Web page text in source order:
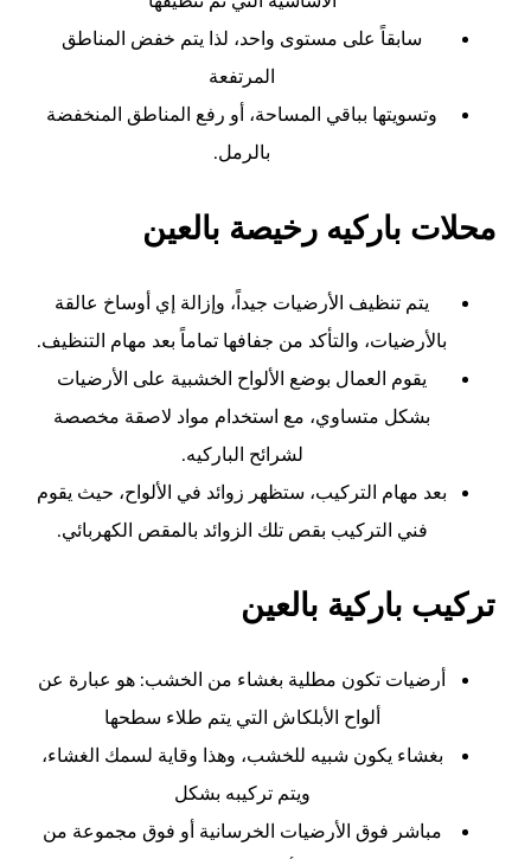
سابقاً على مستوى واحد، لذا يتم خفض المناطق
المرتفعة
وتسويتها بباقي المساحة، أو رفع المناطق المنخفضة
بالرمل.
محلات باركيه رخيصة بالعين
يتم تنظيف الأرضيات جيداً، وإزالة إي أوساخ عالقة
بالأرضيات، والتأكد من جفافها تماماً بعد مهام التنظيف.
يقوم العمال بوضع الألواح الخشبية على الأرضيات
بشكل متساوي، مع استخدام مواد لاصقة مخصصة
لشرائح الباركيه.
بعد مهام التركيب، ستظهر زوائد في الألواح، حيث يقوم
فني التركيب بقص تلك الزوائد بالمقص الكهربائي.
تركيب باركية بالعين
أرضيات تكون مطلية بغشاء من الخشب: هو عبارة عن
ألواح الأبلكاش التي يتم طلاء سطحها
بغشاء يكون شبيه للخشب، وهذا وقاية لسمك الغشاء،
ويتم تركيبه بشكل
مباشر فوق الأرضيات الخرسانية أو فوق مجموعة من